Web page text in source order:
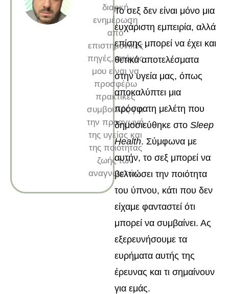
διαρκή
ενημέρωση
από
επιστημονικές
πηγές, στόχος
μου είναι να
προσφέρω
πρακτικές
συμβουλές για
την προαγωγή
της υγείας και
της ποιότητας
ζωής των
αναγνωστών.
Το σεξ δεν είναι μόνο μια
ευχάριστη εμπειρία, αλλά
επίσης μπορεί να έχει και
θετικά αποτελέσματα
στην υγεία μας, όπως
αποκαλύπτει μια
πρόσφατη μελέτη που
δημοσιεύθηκε στο Sleep
Health. Σύμφωνα με
αυτήν, το σεξ μπορεί να
βελτιώσει την ποιότητα
του ύπνου, κάτι που δεν
είχαμε φανταστεί ότι
μπορεί να συμβαίνει. Ας
εξερευνήσουμε τα
ευρήματα αυτής της
έρευνας και τι σημαίνουν
για εμάς.